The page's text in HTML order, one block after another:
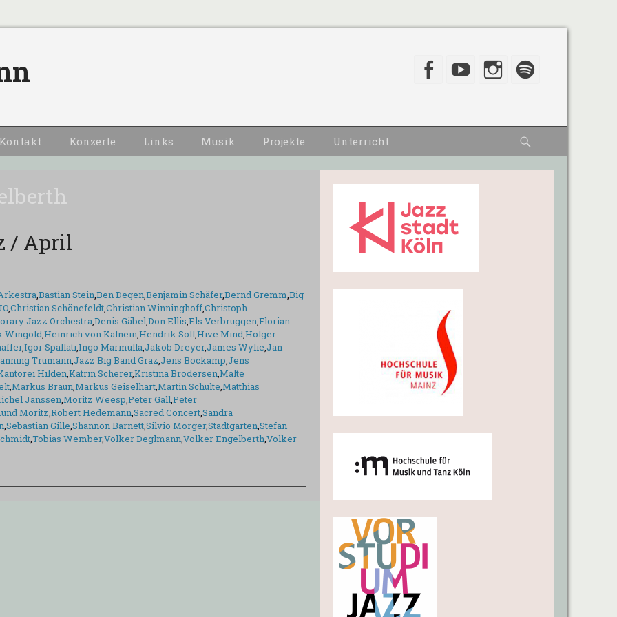
Facebook
YouTubeInstagram
Kontakt Konzerte Links Musik Projekte Unterricht
/ April
,Bastian Stein,Ben Degen,Benjamin Schäfer,Bernd Gremm,Big
,Christian Schönefeldt,Christian Winninghoff,Christoph
Jazz Orchestra,Denis Gäbel,Don Ellis,Els Verbruggen,Florian
Wingold,Heinrich von Kalnein,Hendrik Soll,Hive Mind,Holger
,Igor Spallati,Ingo Marmulla,Jakob Dreyer,James Wylie,Jan
Trumann,Jazz Big Band Graz,Jens Böckamp,Jens
Hilden,Katrin Scherer,Kristina Brodersen,Malte
,Markus Braun,Markus Geiselhart,Martin Schulte,Matthias
Janssen,Moritz Weesp,Peter Gall,Peter
Moritz,Robert Hedemann,Sacred Concert,Sandra
,Sebastian Gille,Shannon Barnett,Silvio Morger,Stadtgarten,Stefan
,Tobias Wember,Volker Deglmann,Volker Engelberth,Volker